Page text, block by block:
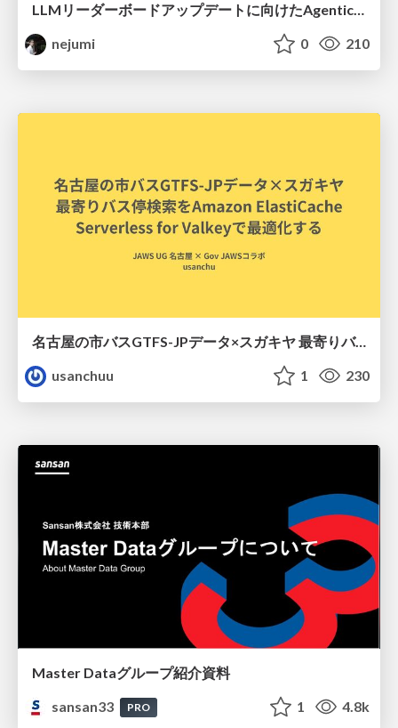
LLMリーダーボードアップデートに向けたAgentic Math_SWEのトレースについて
nejumi
0 210
名古屋の市バスGTFS-JPデータ×スガキヤ 最寄りバス停検索をAmazon ElastiCache Serverless for Valkeyで最適化する
usanchuu
1 230
Master Dataグループ紹介資料
sansan33
PRO 1 4.8k